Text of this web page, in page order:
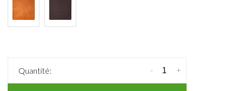
Quantité: +
-